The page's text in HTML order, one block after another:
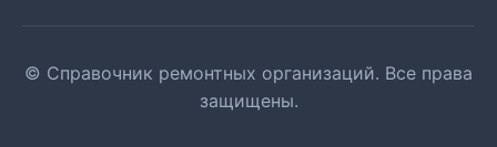
© Справочник ремонтных организаций. Все права
защищены.